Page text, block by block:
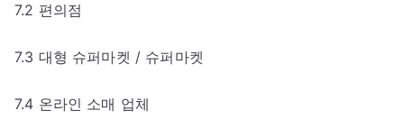
7.2 편의점
7.3 대형 슈퍼마켓 / 슈퍼마켓
7.4 온라인 소매 업체